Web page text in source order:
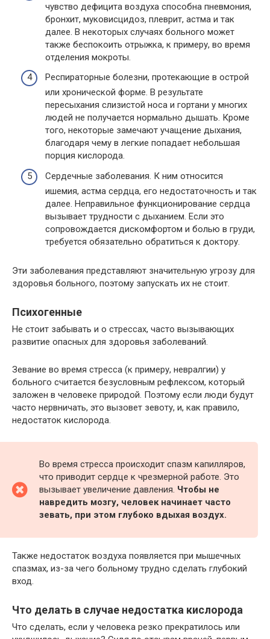
чувство дефицита воздуха способна пневмония,
бронхит, муковисцидоз, плеврит, астма и так
далее. В некоторых случаях больного может
также беспокоить отрыжка, к примеру, во время
отделения мокроты.
Респираторные болезни, протекающие в острой
или хронической форме. В результате
пересыхания слизистой носа и гортани у многих
людей не получается нормально дышать. Кроме
того, некоторые замечают учащение дыхания,
благодаря чему в легкие попадает небольшая
порция кислорода.
Сердечные заболевания. К ним относится
ишемия, астма сердца, его недостаточность и так
далее. Неправильное функционирование сердца
вызывает трудности с дыханием. Если это
сопровождается дискомфортом и болью в груди,
требуется обязательно обратиться к доктору.
Эти заболевания представляют значительную угрозу для
здоровья больного, поэтому запускать их не стоит.
Психогенные
Не стоит забывать и о стрессах, часто вызывающих
развитие опасных для здоровья заболеваний.
Зевание во время стресса (к примеру, невралгии) у
больного считается безусловным рефлексом, который
заложен в человеке природой. Поэтому если люди будут
часто нервничать, это вызовет зевоту, и, как правило,
недостаток кислорода.
Во время стресса происходит спазм капилляров,
что приводит сердце к чрезмерной работе. Это
вызывает увеличение давления. Чтобы не
навредить мозгу, человек начинает часто
зевать, при этом глубоко вдыхая воздух.
Также недостаток воздуха появляется при мышечных
спазмах, из-за чего больному трудно сделать глубокий
вход.
Что делать в случае недостатка кислорода
Что сделать, если у человека резко прекратилось или